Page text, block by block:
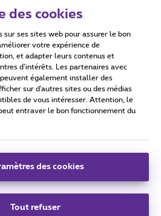
Accessibility statement
Proximus
27 - B-1030 Bruxelles.
des cookies
sur ses sites web pour assurer le bon
votre expérience de
et adapter leurs contenus et
d’intérêts. Les partenaires avec
également installer des
sur d'autres sites ou des médias
de vous intéresser. Attention, le
entraver le bon fonctionnement du
des cookies
Tout refuser